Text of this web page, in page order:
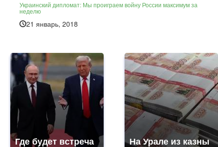
Украинский дипломат: Мы проиграем войну России максимум за
неделю
21 январь, 2018
Где будет встреча
На Урале из казны